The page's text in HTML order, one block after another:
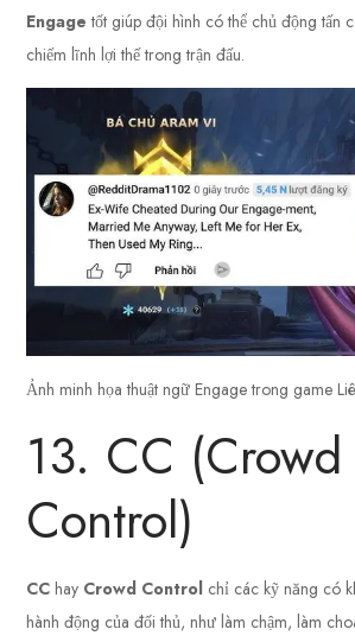
Engage tốt giúp đội hình có thể chủ động tấn
chiếm lĩnh lợi thế trong trận đấu.
Ảnh minh họa thuật ngữ Engage trong game
13. CC (Crowd
Control)
CC hay Crowd Control chỉ các kỹ năng có
hành động của đối thủ, như làm chậm, làm